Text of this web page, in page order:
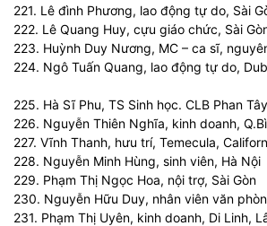
221. Lê đình Phương, lao động tự do, Sài
222. Lê Quang Huy, cựu giáo chức, Sài
223. Huỳnh Duy Nương, MC – ca sĩ,
224. Ngô Tuấn Quang, lao động tự do,
225. Hà Sĩ Phu, TS Sinh học. CLB Phan
226. Nguyễn Thiên Nghĩa, kinh doanh,
227. Vĩnh Thanh, hưu trí, Temecula,
228. Nguyễn Minh Hùng, sinh viên, Hà Nội
229. Phạm Thị Ngọc Hoa, nội trợ, Sài Gòn
230. Nguyễn Hữu Duy, nhân viên văn
231. Phạm Thị Uyên, kinh doanh, Di Linh,